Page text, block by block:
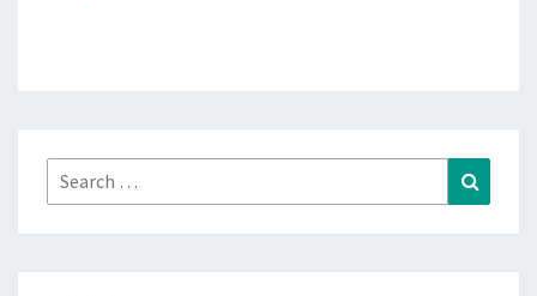
Search
for: